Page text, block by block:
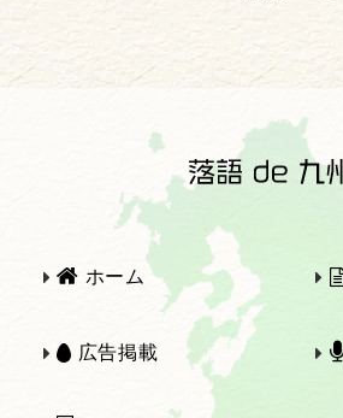
2025年
2021年
2019年
ホーム
広告掲載